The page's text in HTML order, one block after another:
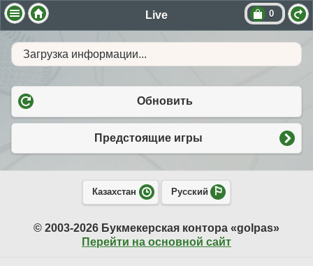
Live 0
Загрузка информации...
Обновить
Предстоящие игры
Казахстан Русский
© 2003-2026 Букмекерская контора «golpas»
Перейти на основной сайт